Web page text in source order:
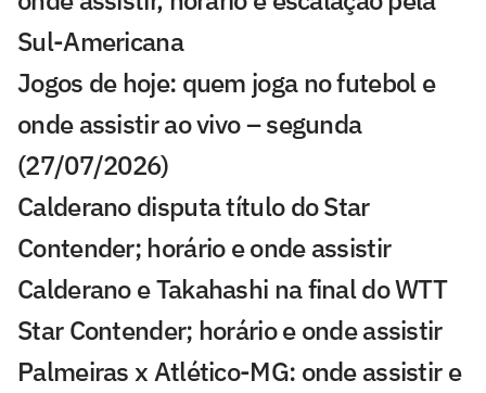
Sul-Americana
Jogos de hoje: quem joga no futebol e
onde assistir ao vivo – segunda
(27/07/2026)
Calderano disputa título do Star
Contender; horário e onde assistir
Calderano e Takahashi na final do WTT
Star Contender; horário e onde assistir
Palmeiras x Atlético-MG: onde assistir e